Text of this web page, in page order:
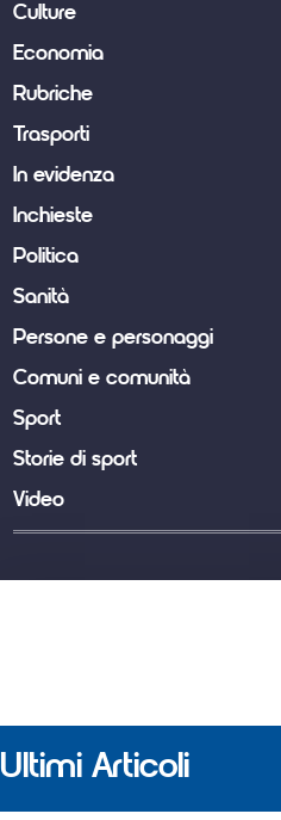
Culture
Economia
Rubriche
Trasporti
In evidenza
Inchieste
Politica
Sanità
Persone e personaggi
Comuni e comunità
Sport
Storie di sport
Video
Ultimi Articoli